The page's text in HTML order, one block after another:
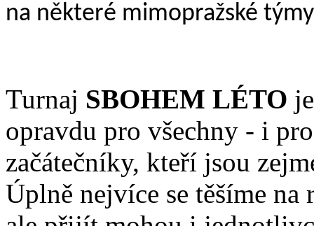
na některé mimopražské
Turnaj SBOHEM LÉTO
opravdu pro všechny - i
začátečníky, kteří jsou
Úplně nejvíce se těšíme na